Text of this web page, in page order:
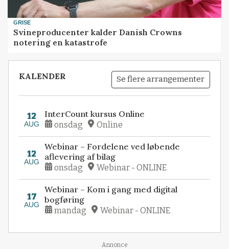
GRISE
Svineproducenter kalder Danish Crowns
notering en katastrofe
KALENDER Se flere arrangementer
12
AUG
InterCount kursus Online
onsdag Online
12
AUG
Webinar – Fordelene ved løbende
aflevering af bilag
onsdag Webinar - ONLINE
17
AUG
Webinar – Kom i gang med digital
bogføring
mandag Webinar - ONLINE
Annonce